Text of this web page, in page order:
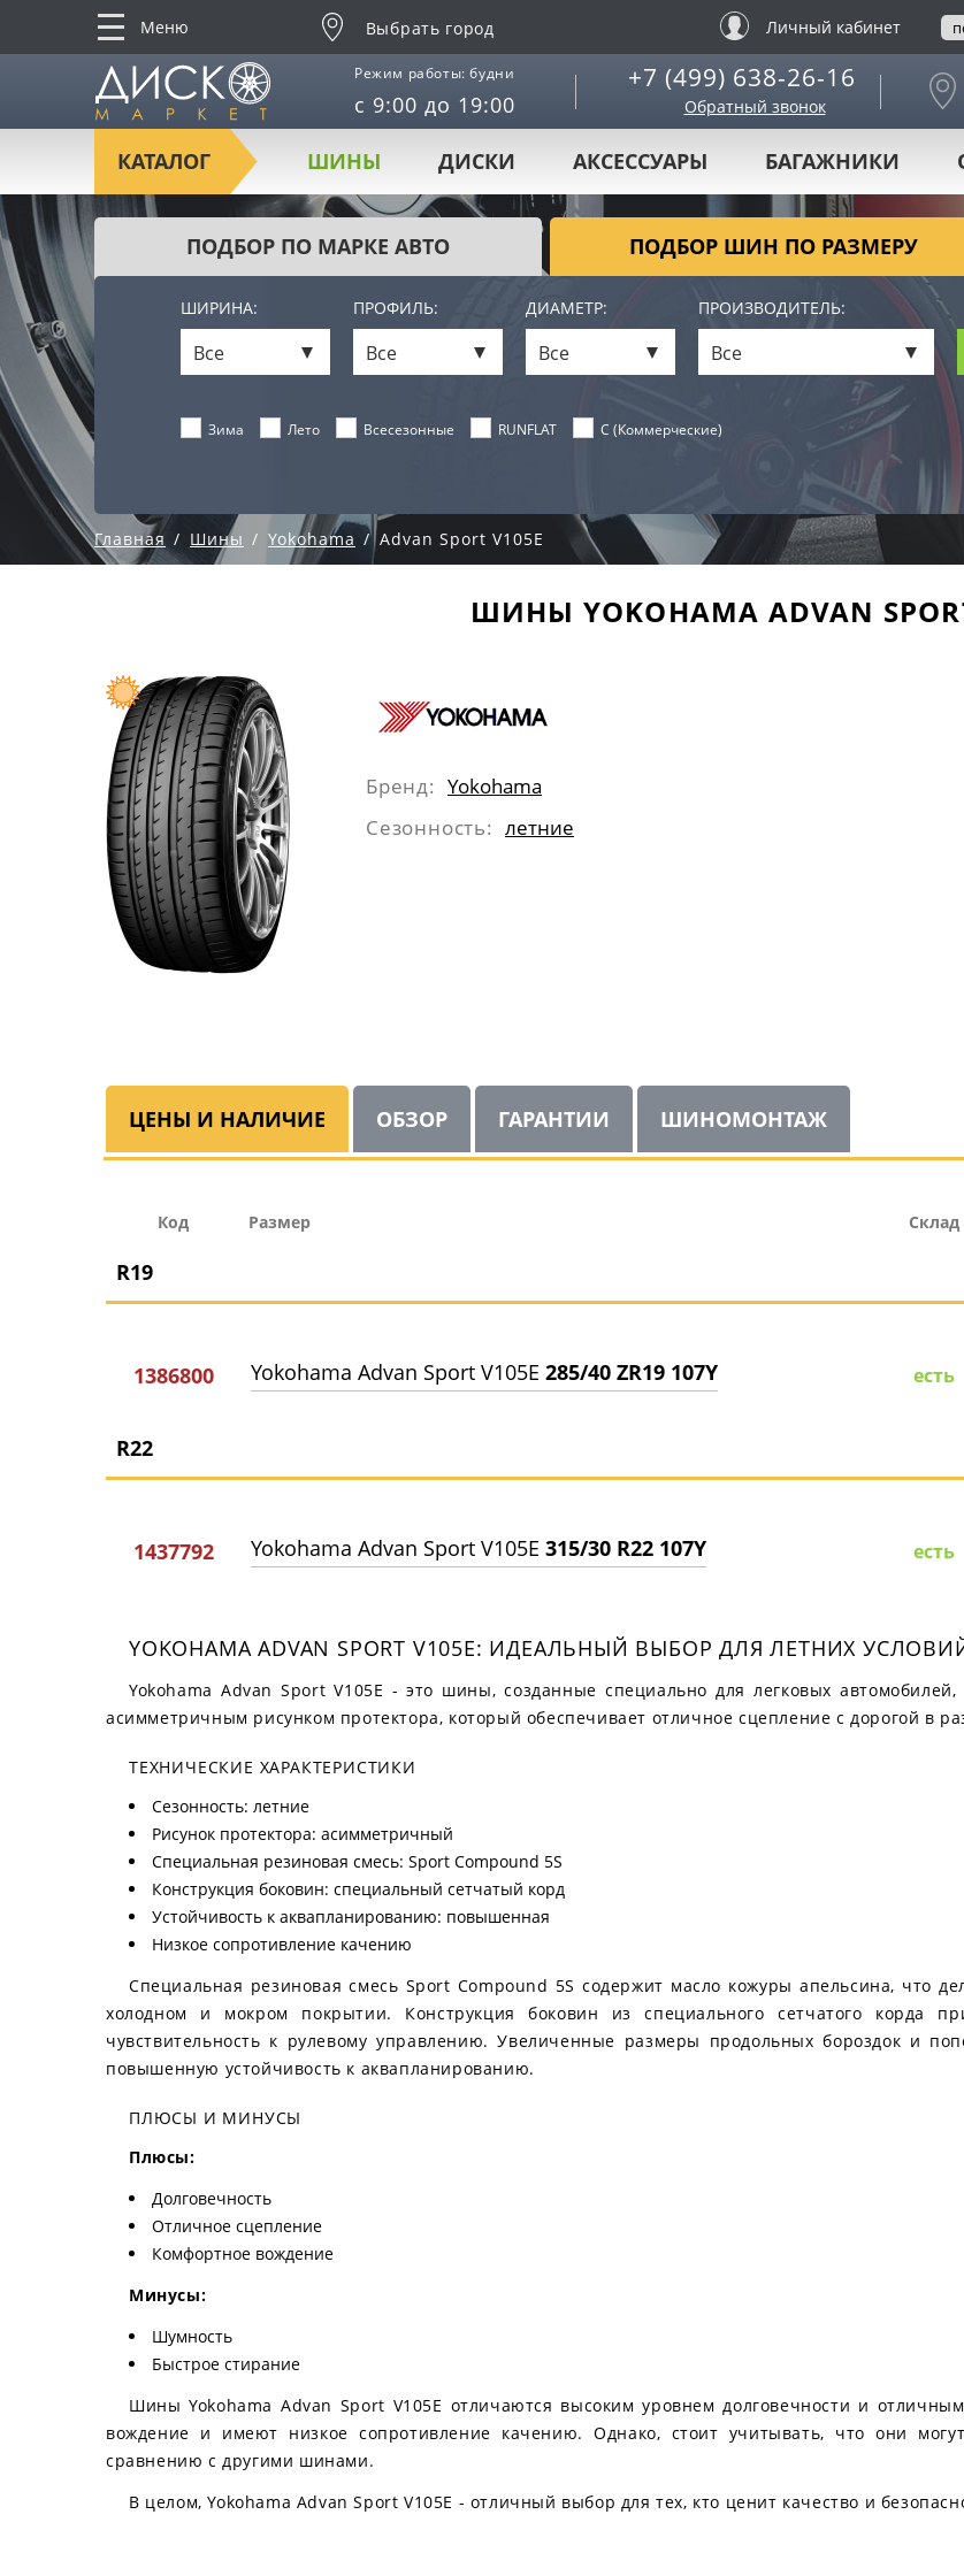
Меню Выбрать город Личный кабинет
Режим работы: будни
с 9:00 до 19:00
+7 (499) 638-26-16
Обратный звонок
КАТАЛОГ ШИНЫ ДИСКИ АКСЕССУАРЫ БАГАЖНИКИ
ПОДБОР ПО МАРКЕ АВТО ПОДБОР ШИН ПО РАЗМЕРУ
ШИРИНА: ПРОФИЛЬ: ДИАМЕТР: ПРОИЗВОДИТЕЛЬ:
Все Все Все Все
Зима Лето Всесезонные RUNFLAT C (Коммерческие)
Главная Шины Yokohama Advan Sport V105E
ШИНЫ YOKOHAMA ADVAN
Бренд: Yokohama
Сезонность: летние
ЦЕНЫ И НАЛИЧИЕ ОБЗОР ГАРАНТИИ ШИНОМОНТАЖ
Код Размер Склад
R19
1386800 Yokohama Advan Sport V105E 285/40 ZR19 107Y есть
R22
1437792 Yokohama Advan Sport V105E 315/30 R22 107Y есть
YOKOHAMA ADVAN SPORT V105E: ИДЕАЛЬНЫЙ ВЫБОР ДЛЯ ЛЕТНИХ
Yokohama Advan Sport V105E - это шины, созданные специально для легковых
асимметричным рисунком протектора, который обеспечивает отличное сцепление с дорогой в
ТЕХНИЧЕСКИЕ ХАРАКТЕРИСТИКИ
Сезонность: летние
Рисунок протектора: асимметричный
Специальная резиновая смесь: Sport Compound 5S
Конструкция боковин: специальный сетчатый корд
Устойчивость к аквапланированию: повышенная
Низкое сопротивление качению
Специальная резиновая смесь Sport Compound 5S содержит масло кожуры апельсина, что
холодном и мокром покрытии. Конструкция боковин из специального сетчатого корда
чувствительность к рулевому управлению. Увеличенные размеры продольных бороздок и
повышенную устойчивость к аквапланированию.
ПЛЮСЫ И МИНУСЫ
Плюсы:
Долговечность
Отличное сцепление
Комфортное вождение
Минусы:
Шумность
Быстрое стирание
Шины Yokohama Advan Sport V105E отличаются высоким уровнем долговечности и
вождение и имеют низкое сопротивление качению. Однако, стоит учитывать, что они
сравнению с другими шинами.
В целом, Yokohama Advan Sport V105E - отличный выбор для тех, кто ценит качество и